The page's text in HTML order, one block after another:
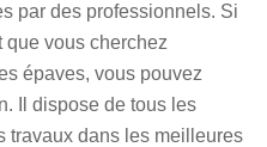
par des professionnels. Si
vous cherchez
épaves, vous pouvez
Il dispose de tous les
travaux dans les meilleures